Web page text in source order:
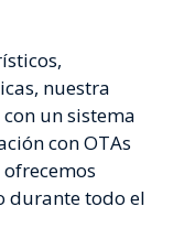
nuestra
un sistema
con OTAs
durante todo el